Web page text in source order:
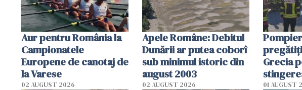
Aur pentru România la
Campionatele
Europene de canotaj de
la Varese
02 AUGUST 2026
Apele Române: Debitul
Dunării ar putea coborî
sub minimul istoric din
august 2003
02 AUGUST 2026
Grecia
01 AUGUST